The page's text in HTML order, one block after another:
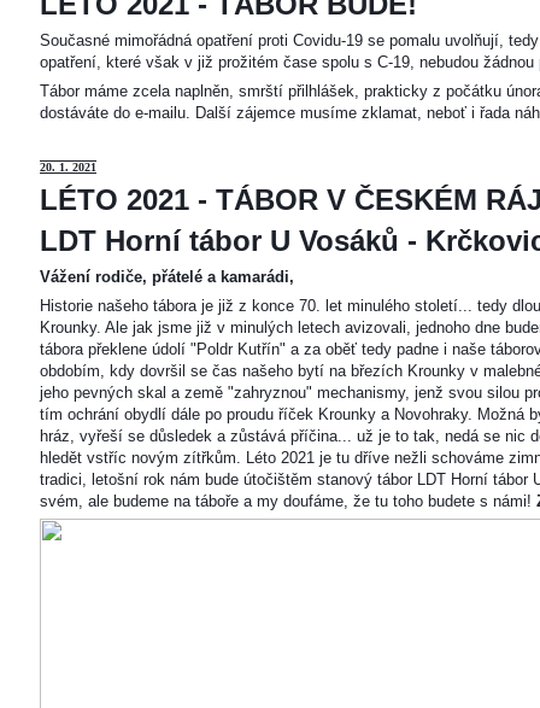
Současné mimořádná opatření proti Covidu-19 se pomalu uvolňují,
opatření, které však v již prožitém čase spolu s C-19, nebudou žádnou
Tábor máme zcela naplněn, smrští přilhlášek, prakticky z počátku
dostáváte do e-mailu. Další zájemce musíme zklamat, neboť i řada
20. 1. 2021
LÉTO 2021 - TÁBOR V ČESKÉM
LDT Horní tábor U Vosáků -
Vážení rodiče, přátelé a kamarádi,
Historie našeho tábora je již z konce 70. let minulého století... tedy
Krounky. Ale jak jsme již v minulých letech avizovali, jednoho dne
tábora překlene údolí "Poldr Kutřín" a za oběť tedy padne i naše
obdobím, kdy dovršil se čas našeho bytí na březích Krounky v
jeho pevných skal a země "zahryznou" mechanismy, jenž svou silou
tím ochrání obydlí dále po proudu říček Krounky a Novohraky. Možná
hráz, vyřeší se důsledek a zůstává příčina... už je to tak, nedá se nic
hledět vstříc novým zítřkům. Léto 2021 je tu dříve nežli schováme
tradici, letošní rok nám bude útočištěm stanový tábor LDT Horní tábor
svém, ale budeme na táboře a my doufáme, že tu toho budete s námi!